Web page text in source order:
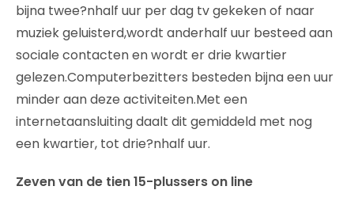
bijna twee?nhalf uur per dag tv gekeken of naar
muziek geluisterd,wordt anderhalf uur besteed aan
sociale contacten en wordt er drie kwartier
gelezen.Computerbezitters besteden bijna een uur
minder aan deze activiteiten.Met een
internetaansluiting daalt dit gemiddeld met nog
een kwartier, tot drie?nhalf uur.
Zeven van de tien 15-plussers on line